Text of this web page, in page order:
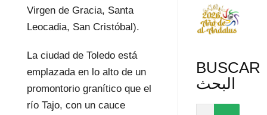
Virgen de Gracia, Santa
Leocadia, San Cristóbal).
La ciudad de Toledo está
emplazada en lo alto de un
promontorio granítico que el
río Tajo, con un cauce
BUSCAR
البحث